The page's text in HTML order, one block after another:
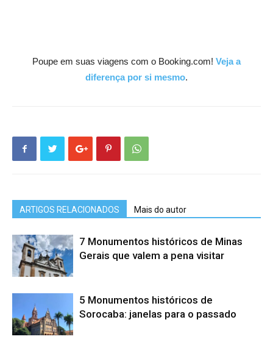
Poupe em suas viagens com o Booking.com! Veja a
diferença por si mesmo.
ARTIGOS RELACIONADOS Mais do autor
7 Monumentos históricos de Minas
Gerais que valem a pena visitar
5 Monumentos históricos de
Sorocaba: janelas para o passado